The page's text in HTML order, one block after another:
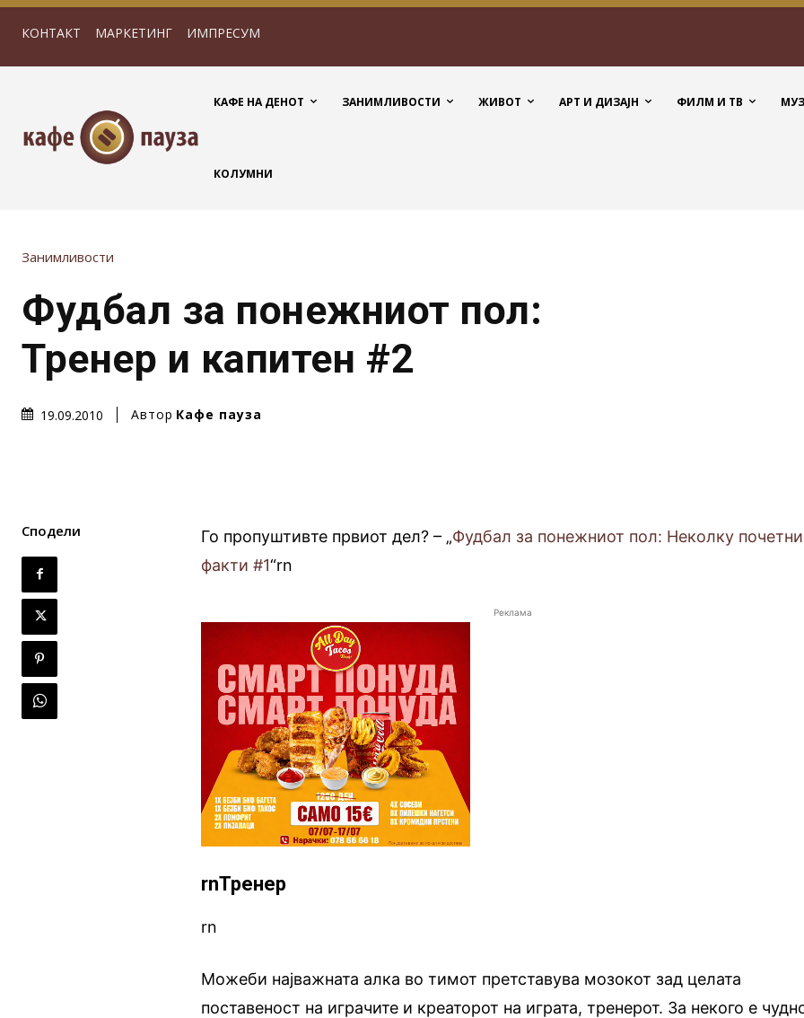
КОНТАКТ МАРКЕТИНГ ИМПРЕСУМ
КАФЕ НА ДЕНОТ ЗАНИМЛИВОСТИ ЖИВОТ АРТ И ДИЗАЈН ФИЛМ И ТВ
КОЛУМНИ
Занимливости
Фудбал за понежниот пол:
Тренер и капитен #2
19.09.2010 Автор Кафе пауза
Сподели Го пропуштивте првиот дел? – „Фудбал за понежниот пол: Неколку почетни
факти #1“rn
Реклама
rnТренер
rn
Можеби најважната алка во тимот претставува мозокот зад целата
поставеност на играчите и креаторот на играта, тренерот. За некого е